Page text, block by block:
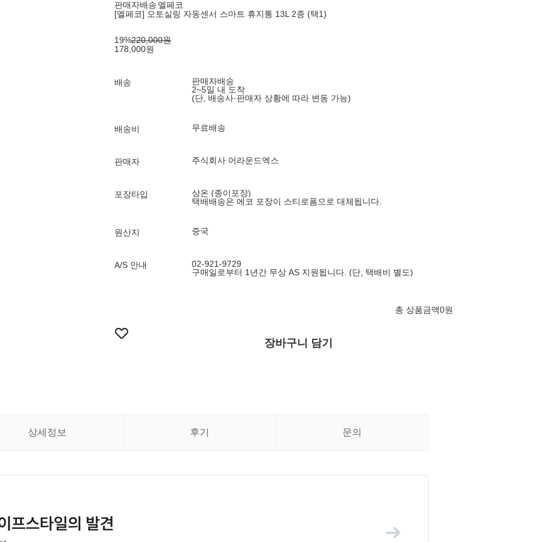
판매자배송 엘페코
[엘페코] 오토실링 자동센서 스마트 휴지통 13L 2종 (택1)
19%220,000원
178,000원
배송
판매자배송
2~5일 내 도착
(단, 배송사·판매자 상황에 따라 변동 가능)
배송비 무료배송
판매자 주식회사 어라운드엑스
포장타입
상온 (종이포장)
택배배송은 에코 포장이 스티로폼으로 대체됩니다.
원산지 중국
A/S 안내
02-921-9729
구매일로부터 1년간 무상 AS 지원됩니다. (단, 택배비 별도)
총 상품금액0원
장바구니 담기
상세정보 후기 문의